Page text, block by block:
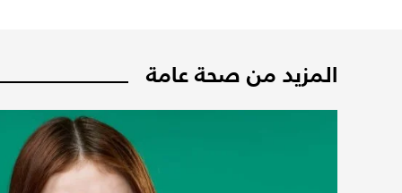
المزيد من صحة عامة